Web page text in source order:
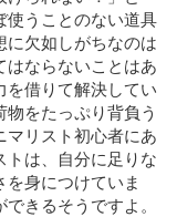
使うことのない道具
に欠如しがちなのは
はならないことはあ
を借りて解決してい
をたっぷり背負う
マリスト初心者にあ
トは、自分に足りな
身につけていま
きるそうですよ。